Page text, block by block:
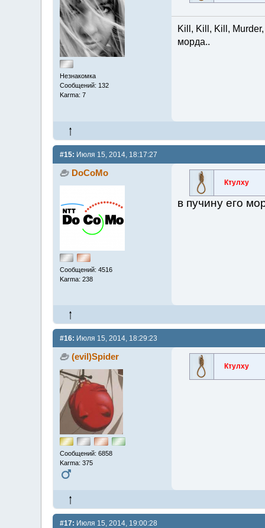
Незнакомка
Сообщений: 132
Karma: 7
Kill, Kill, Kill,
морда..
#15: Июля 15, 2014, 18:17:27
DoCoMo
Сообщений: 4516
Karma: 238
Ктулху
в пучину его
#16: Июля 15, 2014, 18:29:23
(evil)Spider
Сообщений: 6858
Karma: 375
Ктулху
#17: Июля 15, 2014, 19:00:28